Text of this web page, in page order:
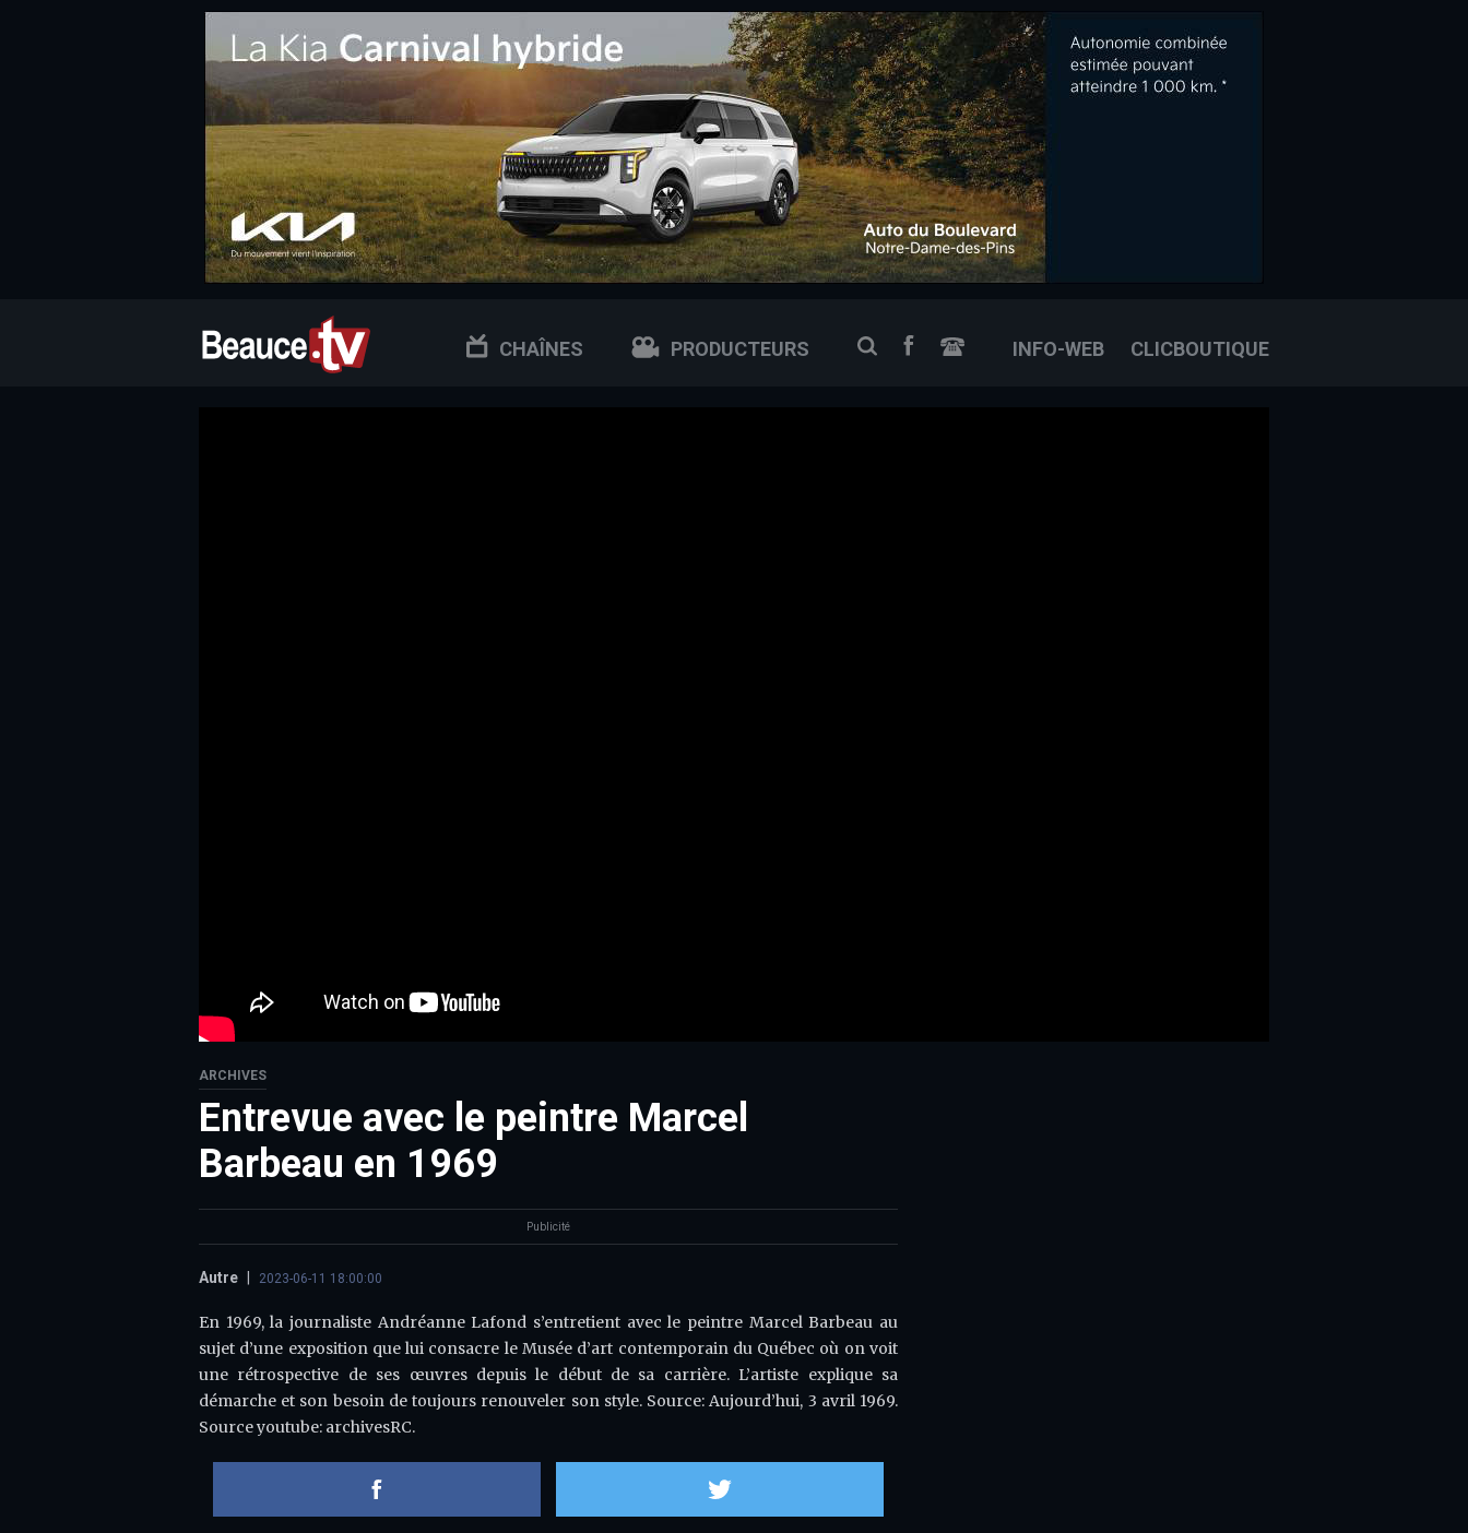
CHAÎNES PRODUCTEURS RECHERCHE
FACEBOOKNOUS JOINDRE
INFO-WEB CLICBOUTIQUE
ARCHIVES
Entrevue avec le peintre Marcel
Barbeau en 1969
Publicité
Autre 2023-06-11 18:00:00
En 1969, la journaliste Andréanne Lafond s’entretient avec le peintre Marcel Barbeau au
sujet d’une exposition que lui consacre le Musée d’art contemporain du Québec où on voit
une rétrospective de ses œuvres depuis le début de sa carrière. L’artiste explique sa
démarche et son besoin de toujours renouveler son style. Source: Aujourd’hui, 3 avril 1969.
Source youtube: archivesRC.